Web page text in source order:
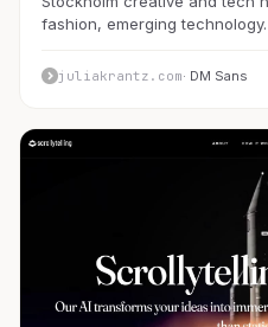
fashion, emerging
juliakrantz.com· DM Sans